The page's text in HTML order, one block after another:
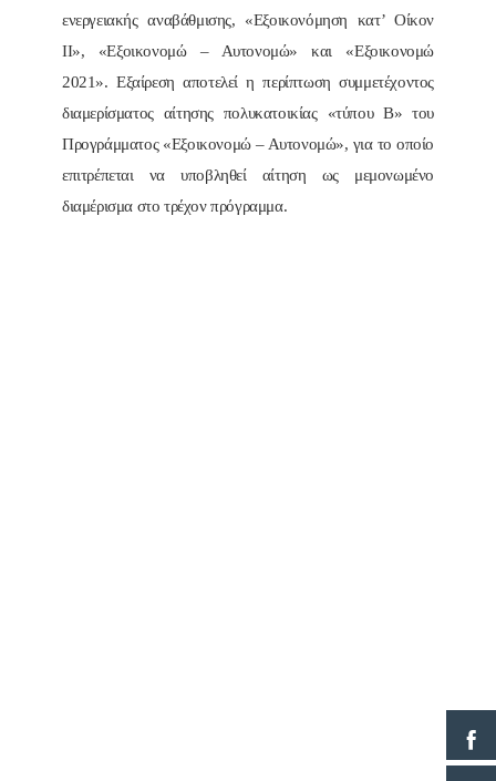
ενεργειακής αναβάθμισης, «Εξοικονόμηση κατ’ Οίκον
ΙΙ», «Εξοικονομώ – Αυτονομώ» και «Εξοικονομώ
2021». Εξαίρεση αποτελεί η περίπτωση συμμετέχοντος
διαμερίσματος αίτησης πολυκατοικίας «τύπου Β» του
Προγράμματος «Εξοικονομώ – Αυτονομώ», για το οποίο
επιτρέπεται να υποβληθεί αίτηση ως μεμονωμένο
διαμέρισμα στο τρέχον πρόγραμμα.